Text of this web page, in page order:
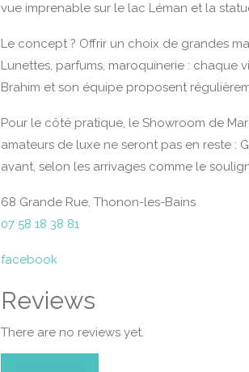
vue imprenable sur le lac Léman et la
Le concept ? Offrir un choix de grandes
Lunettes, parfums, maroquinerie : chaque
Brahim et son équipe proposent
Pour le côté pratique, le Showroom de
amateurs de luxe ne seront pas en reste :
avant, selon les arrivages comme le
68 Grande Rue, Thonon-les-Bains
07 58 18 38 81
facebook
Reviews
There are no reviews yet.